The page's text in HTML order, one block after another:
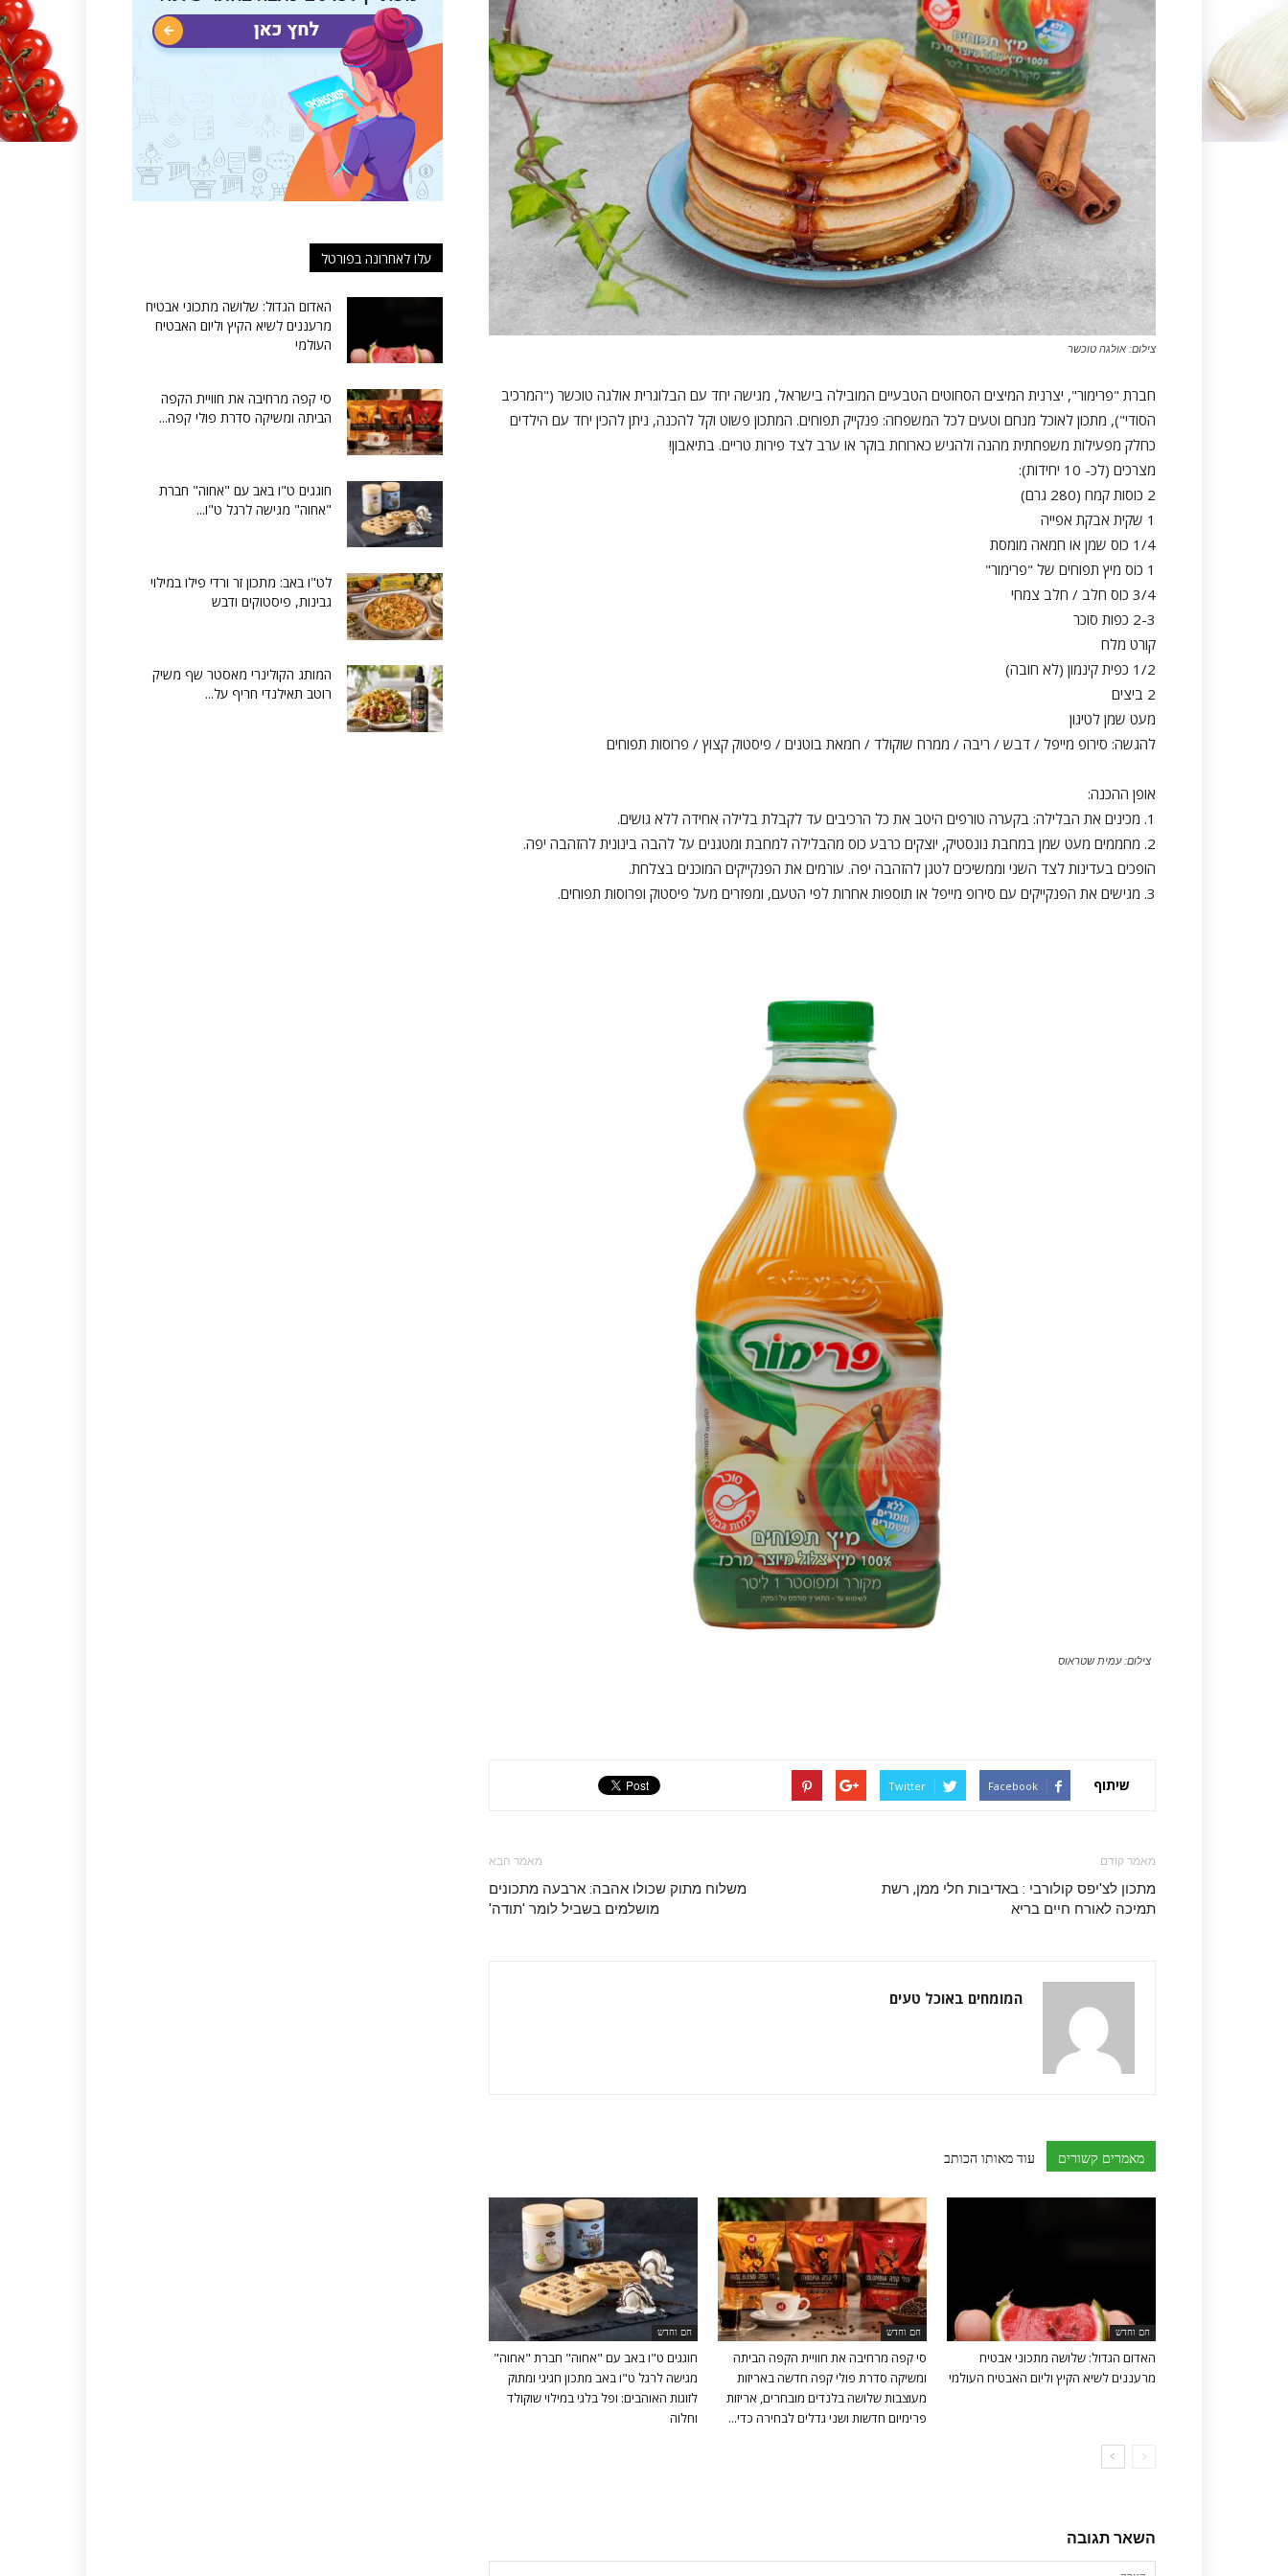
צילום: אולגה טוכשר
חברת "פרימור", יצרנית המיצים הסחוטים הטבעיים המובילה בישראל, מגישה יחד עם הבלוגרית אולגה טוכשר ("המרכיב
הסודי"), מתכון לאוכל מנחם וטעים לכל המשפחה: פנקייק תפוחים. המתכון פשוט וקל להכנה, ניתן להכין יחד עם הילדים
כחלק מפעילות משפחתית מהנה ולהגיש כארוחת בוקר או ערב לצד פירות טריים. בתיאבון!
מצרכים (לכ- 10 יחידות):
2 כוסות קמח (280 גרם)
1 שקית אבקת אפייה
1/4 כוס שמן או חמאה מומסת
1 כוס מיץ תפוחים של "פרימור"
3/4 כוס חלב / חלב צמחי
2-3 כפות סוכר
קורט מלח
1/2 כפית קינמון (לא חובה)
2 ביצים
מעט שמן לטיגון
להגשה: סירופ מייפל / דבש / ריבה / ממרח שוקולד / חמאת בוטנים / פיסטוק קצוץ / פרוסות תפוחים
אופן ההכנה:
1. מכינים את הבלילה: בקערה טורפים היטב את כל הרכיבים עד לקבלת בלילה אחידה ללא גושים.
2. מחממים מעט שמן במחבת נונסטיק, יוצקים כרבע כוס מהבלילה למחבת ומטגנים על להבה בינונית להזהבה יפה.
הופכים בעדינות לצד השני וממשיכים לטגן להזהבה יפה. עורמים את הפנקייקים המוכנים בצלחת.
3. מגישים את הפנקייקים עם סירופ מייפל או תוספות אחרות לפי הטעם, ומפזרים מעל פיסטוק ופרוסות תפוחים.
צילום: עמית שטראוס
שיתוף Facebook
Twitter
מאמר קודם
מתכון לצ'יפס קולורבי : באדיבות חלי ממן, רשת
תמיכה לאורח חיים בריא
מאמר הבא
משלוח מתוק שכולו אהבה: ארבעה מתכונים
מושלמים בשביל לומר 'תודה'
המומחים באוכל טעים
מאמרים קשורים עוד מאותו הכותב
חם וחדש
האדום הגדול: שלושה מתכוני אבטיח
מרעננים לשיא הקיץ וליום האבטיח העולמי
חם וחדש
סי קפה מרחיבה את חוויית הקפה הביתה
ומשיקה סדרת פולי קפה חדשה באריזות
מעוצבות שלושה בלנדים מובחרים, אריזות
פרימיום חדשות ושני גדלים לבחירה כדי...
חם וחדש
חוגגים ט"ו באב עם "אחוה" חברת "אחוה"
מגישה לרגל ט"ו באב מתכון חגיגי ומתוק
לזוגות האוהבים: ופל בלגי במילוי שוקולד
וחלוה
השאר תגובה
עלו לאחרונה בפורטל
האדום הגדול: שלושה מתכוני אבטיח
מרעננים לשיא הקיץ וליום האבטיח
העולמי
סי קפה מרחיבה את חוויית הקפה
הביתה ומשיקה סדרת פולי קפה...
חוגגים ט"ו באב עם "אחוה" חברת
"אחוה" מגישה לרגל ט"ו...
לט"ו באב: מתכון זר ורדי פילו במילוי
גבינות, פיסטוקים ודבש
המותג הקולינרי מאסטר שף משיק
רוטב תאילנדי חריף על...